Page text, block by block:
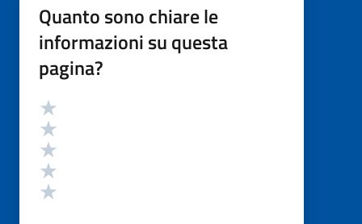
Quanto sono chiare le
informazioni su questa
pagina?
Valutazione